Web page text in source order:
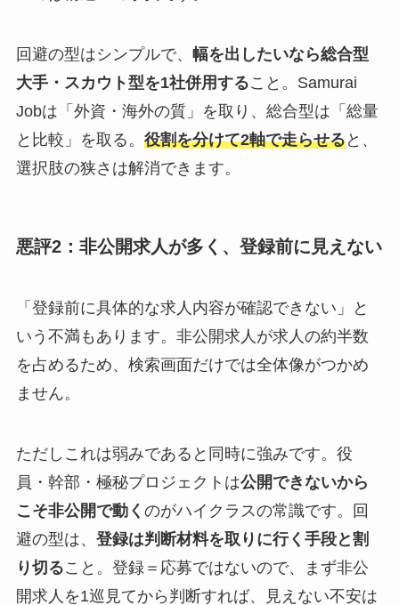
回避の型はシンプルで、 幅を出したいなら総合型
大手・スカウト型を1社併用すること。Samurai
Jobは「外資・海外の質」を取り、総合型は「総量
と比較」を取る。 役割を分けて2軸で走らせると、
選択肢の狭さは解消できます。
悪評2：非公開求人が多く、登録前に見えない
「登録前に具体的な求人内容が確認できない」と
いう不満もあります。非公開求人が求人の約半数
を占めるため、検索画面だけでは全体像がつかめ
ません。
ただしこれは弱みであると同時に強みです。役
員・幹部・極秘プロジェクトは公開できないから
こそ非公開で動く のがハイクラスの常識です。回
避の型は、 登録は判断材料を取りに行く手段と割
り切ること。登録＝応募ではないので、まず非公
開求人を1巡見てから判断すれば、見えない不安は